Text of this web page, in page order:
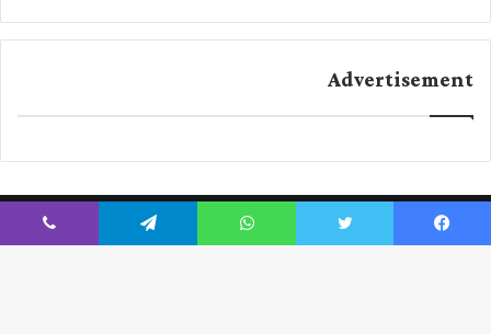
Advertisement
Facebook
Twitter
YouTube
Instagram Facebook
Twitter
WhatsApp
Telegram
Viber